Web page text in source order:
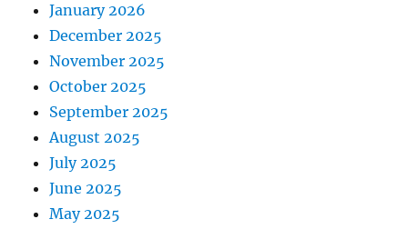
January 2026
December 2025
November 2025
October 2025
September 2025
August 2025
July 2025
June 2025
May 2025